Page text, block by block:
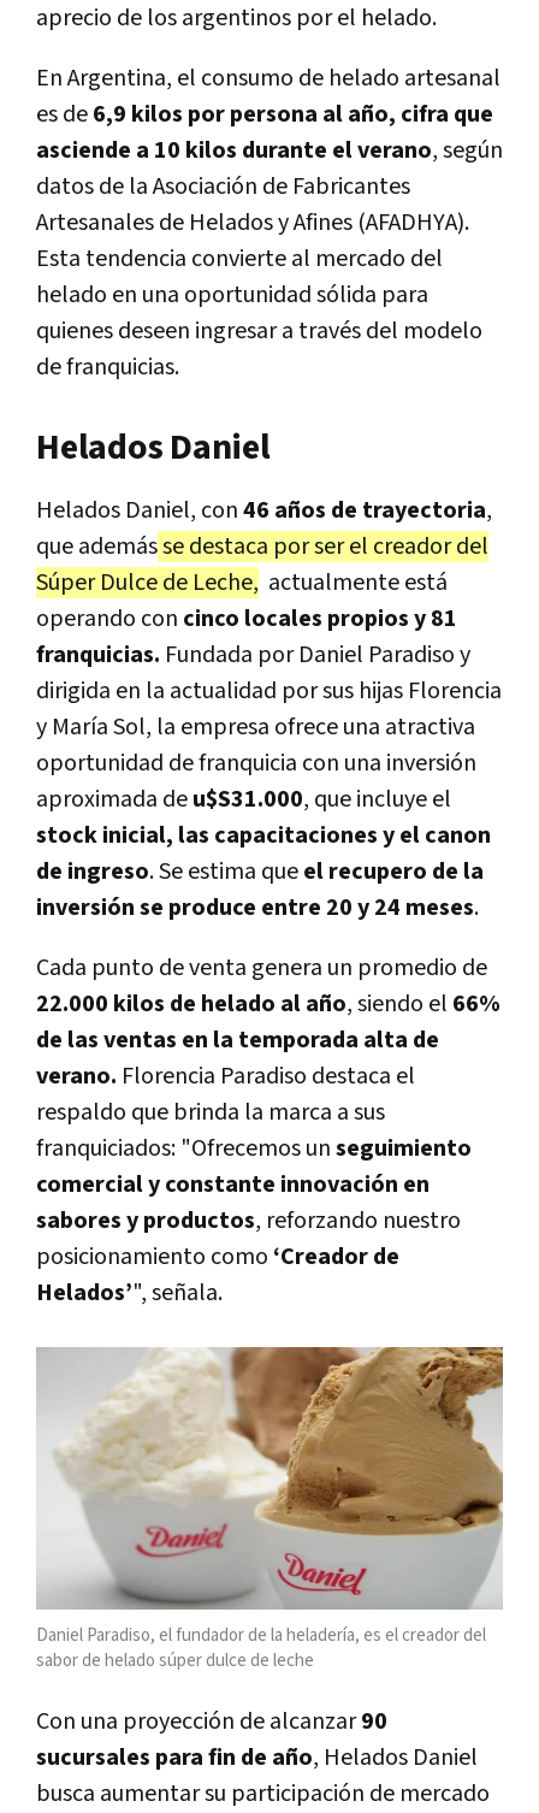
aprecio de los argentinos por el helado.
En Argentina, el consumo de helado artesanal
es de6,9 kilos por persona al año, cifra que
asciende a 10 kilos durante el verano, según
datos de la Asociación de Fabricantes
Artesanales de Helados y Afines (AFADHYA).
Esta tendencia convierte al mercado del
helado en una oportunidad sólida para
quienes deseen ingresar a través del modelo
de franquicias.
Helados Daniel
Helados Daniel, con46 años de trayectoria,
que ademásse destaca por ser el creador del
Súper Dulce de Leche, actualmente está
operando con cinco locales propios y 81
franquicias. Fundada por Daniel Paradiso y
dirigida en la actualidad por sus hijas Florencia
y María Sol, la empresa ofrece una atractiva
oportunidad de franquicia con una inversión
aproximada deu$S31.000, que incluye el
stock inicial, las capacitaciones y el canon
de ingreso. Se estima queel recupero de la
inversión se produce entre 20 y 24 meses.
Cada punto de venta genera un promedio de
22.000 kilos de helado al año, siendo el 66%
de las ventas en la temporada alta de
verano. Florencia Paradiso destaca el
respaldo que brinda la marca a sus
franquiciados: "Ofrecemos unseguimiento
comercial y constante innovación en
sabores y productos, reforzando nuestro
posicionamiento como ‘Creador de
Helados’", señala.
Daniel Paradiso, el fundador de la heladería, es el creador del
sabor de helado súper dulce de leche
Con una proyección de alcanzar90
sucursales para fin de año, Helados Daniel
busca aumentar su participación de mercado